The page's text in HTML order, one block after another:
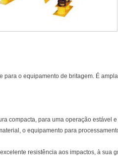
para o equipamento de britagem. É
compacta, para uma operação estável
o equipamento para
resistência aos impactos, à sua